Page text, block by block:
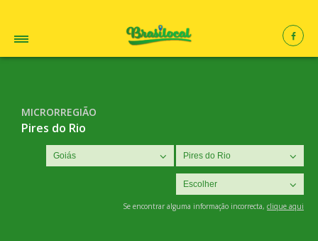
MICRORREGIÃO
Pires do Rio
Se encontrar alguma informação incorrecta, clique aqui